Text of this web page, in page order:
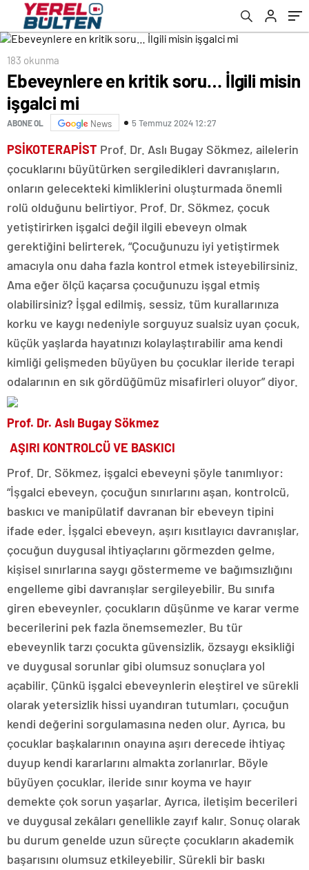
183 okunma
Ebeveynlere en kritik soru… İlgili misin
işgalci mi
ABONE OL News 5 Temmuz 2024 12:27
PSİKOTERAPİST Prof. Dr. Aslı Bugay Sökmez, ailelerin
çocuklarını büyütürken sergiledikleri davranışların,
onların gelecekteki kimliklerini oluşturmada önemli
rolü olduğunu belirtiyor. Prof. Dr. Sökmez, çocuk
yetiştirirken işgalci değil ilgili ebeveyn olmak
gerektiğini belirterek, “Çocuğunuzu iyi yetiştirmek
amacıyla onu daha fazla kontrol etmek isteyebilirsiniz.
Ama eğer ölçü kaçarsa çocuğunuzu işgal etmiş
olabilirsiniz? İşgal edilmiş, sessiz, tüm kurallarınıza
korku ve kaygı nedeniyle sorguyuz sualsiz uyan çocuk,
küçük yaşlarda hayatınızı kolaylaştırabilir ama kendi
kimliği gelişmeden büyüyen bu çocuklar ileride terapi
odalarının en sık gördüğümüz misafirleri oluyor” diyor.
Prof. Dr. Aslı Bugay Sökmez
AŞIRI KONTROLCÜ VE BASKICI
Prof. Dr. Sökmez, işgalci ebeveyni şöyle tanımlıyor:
“İşgalci ebeveyn, çocuğun sınırlarını aşan, kontrolcü,
baskıcı ve manipülatif davranan bir ebeveyn tipini
ifade eder. İşgalci ebeveyn, aşırı kısıtlayıcı davranışlar,
çocuğun duygusal ihtiyaçlarını görmezden gelme,
kişisel sınırlarına saygı göstermeme ve bağımsızlığını
engelleme gibi davranışlar sergileyebilir. Bu sınıfa
giren ebeveynler, çocukların düşünme ve karar verme
becerilerini pek fazla önemsemezler. Bu tür
ebeveynlik tarzı çocukta güvensizlik, özsaygı eksikliği
ve duygusal sorunlar gibi olumsuz sonuçlara yol
açabilir. Çünkü işgalci ebeveynlerin eleştirel ve sürekli
olarak yetersizlik hissi uyandıran tutumları, çocuğun
kendi değerini sorgulamasına neden olur. Ayrıca, bu
çocuklar başkalarının onayına aşırı derecede ihtiyaç
duyup kendi kararlarını almakta zorlanırlar. Böyle
büyüyen çocuklar, ileride sınır koyma ve hayır
demekte çok sorun yaşarlar. Ayrıca, iletişim becerileri
ve duygusal zekâları genellikle zayıf kalır. Sonuç olarak
bu durum genelde uzun süreçte çocukların akademik
başarısını olumsuz etkileyebilir. Sürekli bir baskı